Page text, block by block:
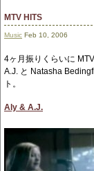
MTV HITS
Music Feb 10, 2006
4ヶ月振りくらいに
A.J. と Natasha
ト。
Aly & A.J.